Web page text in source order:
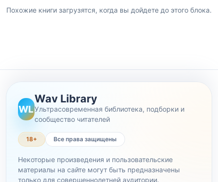
Похожие книги загрузятся, когда вы дойдете до этого блока.
WL
Wav Library
Ультрасовременная библиотека, подборки и
сообщество читателей
18+ Все права защищены
Некоторые произведения и пользовательские
материалы на сайте могут быть предназначены
только для совершеннолетней аудитории.